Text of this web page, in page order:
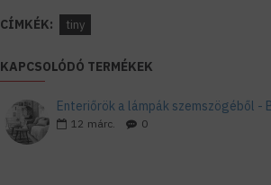
CÍMKÉK: tiny
KAPCSOLÓDÓ TERMÉKEK
Enteriőrök a lámpák szemszögéből -
12 márc. 0